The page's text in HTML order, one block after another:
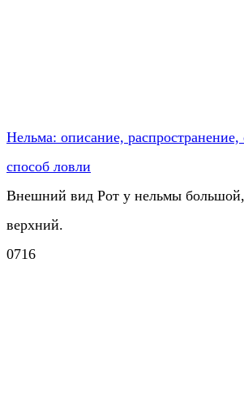
Нельма: описание,
способ ловли
Внешний вид Рот у нельмы
верхний.
0716